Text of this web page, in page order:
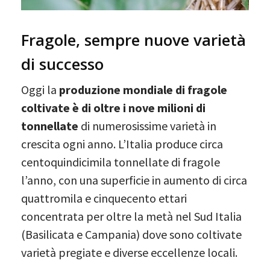
Fragole, sempre nuove varietà
di successo
Oggi la produzione mondiale di fragole
coltivate è di oltre i nove milioni di
tonnellate di numerosissime varietà in
crescita ogni anno. L’Italia produce circa
centoquindicimila tonnellate di fragole
l’anno, con una superficie in aumento di circa
quattromila e cinquecento ettari
concentrata per oltre la metà nel Sud Italia
(Basilicata e Campania) dove sono coltivate
varietà pregiate e diverse eccellenze locali.